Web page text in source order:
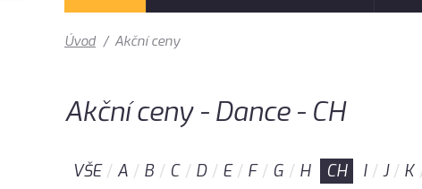
Úvod / Akční ceny
Akční ceny - Dance - CH
VŠE A B C D E F G H CH I J K